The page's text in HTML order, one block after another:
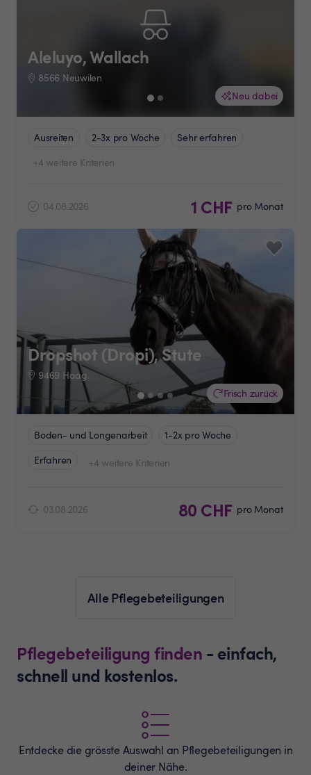
Neu dabei
Aleluyo, Wallach
8566 Neuwilen
Ausreiten 2-3x pro Woche
Sehr erfahren
+4 weitere Kriterien
04.08.2026 1 CHF pro Monat
Frisch zurück
Dropshot (Dropi), Stute
9469 Haag
Boden- und Longenarbeit
1-2x pro Woche
Erfahren
+4 weitere Kriterien
03.08.2026 80 CHF pro Monat
Alle Pflegebeteiligungen
Pflegebeteiligung finden - einfach,
schnell und kostenlos.
Entdecke die grösste Auswahl an Pflegebeteiligungen in
deiner Nähe.